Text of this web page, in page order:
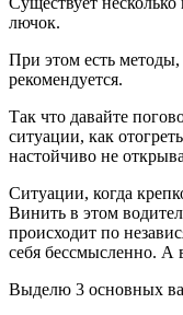
лючок.
При этом есть методы,
рекомендуется.
Так что давайте
ситуации, как
настойчиво не
Ситуации, когда
Винить в этом
происходит по
себя бессмысленно. А
Выделю 3 основных